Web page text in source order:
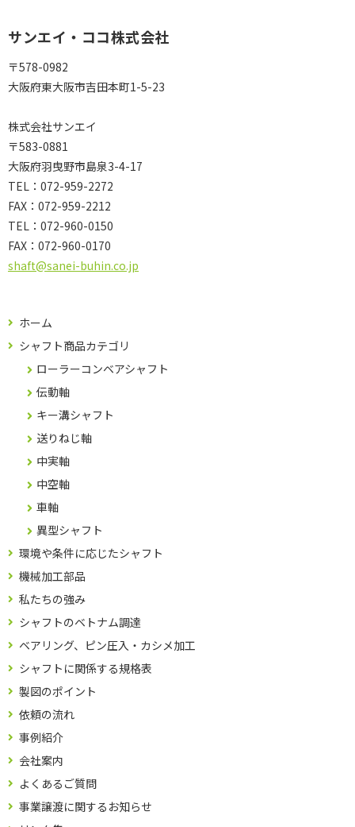
サンエイ・ココ株式会社
〒578-0982
大阪府東大阪市吉田本町1-5-23
株式会社サンエイ
〒583-0881
大阪府羽曳野市島泉3-4-17
TEL：072-959-2272
FAX：072-959-2212
TEL： 072-960-0150
FAX： 072-960-0170
shaft@sanei-buhin.co.jp
ホーム
シャフト商品カテゴリ
ローラーコンベアシャフト
伝動軸
キー溝シャフト
送りねじ軸
中実軸
中空軸
車軸
異型シャフト
環境や条件に応じたシャフト
機械加工部品
私たちの強み
シャフトのベトナム調達
ベアリング、ピン圧入・カシメ加工
シャフトに関係する規格表
製図のポイント
依頼の流れ
事例紹介
会社案内
よくあるご質問
事業譲渡に関するお知らせ